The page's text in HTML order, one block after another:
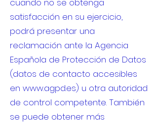
cuando no se obtenga
satisfacción en su ejercicio,
podrá presentar una
reclamación ante la Agencia
Española de Protección de Datos
(datos de contacto accesibles
en www.agpd.es) u otra autoridad
de control competente. También
se puede obtener más